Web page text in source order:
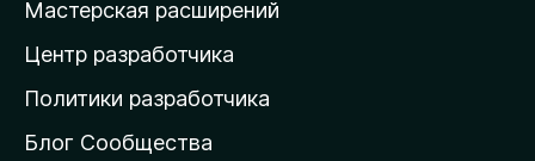
p
e
а
д
о
а
Мастерская расширений
Центр разработчика
Политики разработчика
Блог Сообщества